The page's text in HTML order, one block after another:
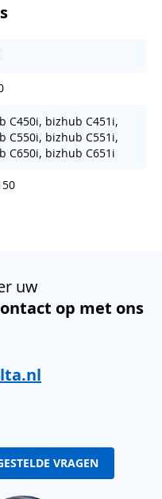
C450i, bizhub C451i,
C550i, bizhub C551i,
C650i, bizhub C651i
uw
op met ons
VRAGEN